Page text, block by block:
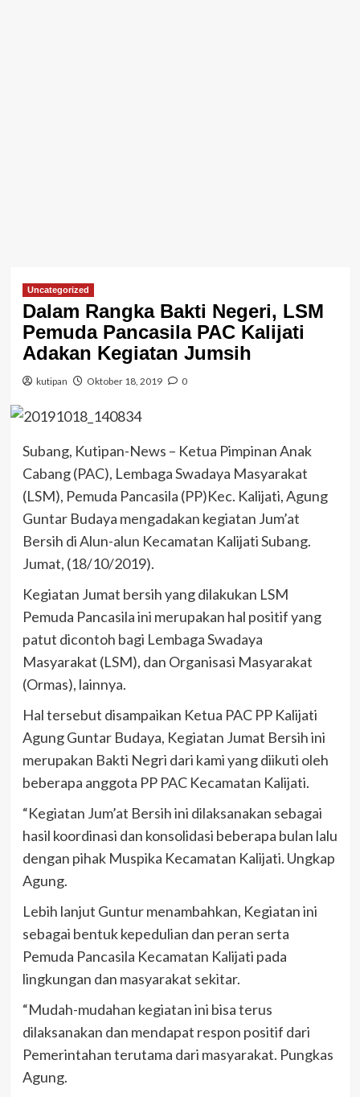
Uncategorized
Dalam Rangka Bakti Negeri, LSM
Pemuda Pancasila PAC Kalijati
Adakan Kegiatan Jumsih
kutipan Oktober 18, 2019 0
Subang, Kutipan-News – Ketua Pimpinan Anak
Cabang (PAC), Lembaga Swadaya Masyarakat
(LSM), Pemuda Pancasila (PP)Kec. Kalijati, Agung
Guntar Budaya mengadakan kegiatan Jum’at
Bersih di Alun-alun Kecamatan Kalijati Subang.
Jumat, (18/10/2019).
Kegiatan Jumat bersih yang dilakukan LSM
Pemuda Pancasila ini merupakan hal positif yang
patut dicontoh bagi Lembaga Swadaya
Masyarakat (LSM), dan Organisasi Masyarakat
(Ormas), lainnya.
Hal tersebut disampaikan Ketua PAC PP Kalijati
Agung Guntar Budaya, Kegiatan Jumat Bersih ini
merupakan Bakti Negri dari kami yang diikuti oleh
beberapa anggota PP PAC Kecamatan Kalijati.
“Kegiatan Jum’at Bersih ini dilaksanakan sebagai
hasil koordinasi dan konsolidasi beberapa bulan lalu
dengan pihak Muspika Kecamatan Kalijati. Ungkap
Agung.
Lebih lanjut Guntur menambahkan, Kegiatan ini
sebagai bentuk kepedulian dan peran serta
Pemuda Pancasila Kecamatan Kalijati pada
lingkungan dan masyarakat sekitar.
“Mudah-mudahan kegiatan ini bisa terus
dilaksanakan dan mendapat respon positif dari
Pemerintahan terutama dari masyarakat. Pungkas
Agung.